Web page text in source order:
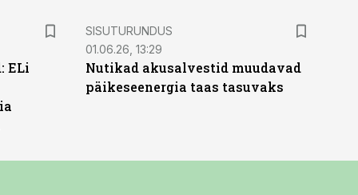
ELi
ST
SISUTURUNDUS
01.06.26, 13:29
Nutikad akusalvestid muudavad
päikeseenergia taas tasuvaks